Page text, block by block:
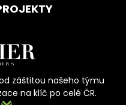
záštitou našeho týmu
na klíč po celé ČR.